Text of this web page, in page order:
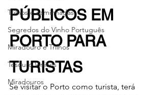
Trilhos e caminhadas
Segredos do Vinho Português
Miradouro e Trilhos
Tesouro Vínicos
Miradouros
PÚBLICOS EM
PORTO PARA
TURISTAS
Se visitar o Porto como turista, terá